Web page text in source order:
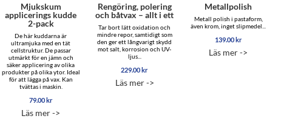
Mjukskum
applicerings kudde
2-pack
De här kuddarna är
ultramjuka med en tät
cellstruktur. De passar
utmärkt för en jämn och
säker applicering av olika
produkter på olika ytor. Ideal
för att lägga på vax. Kan
tvättas i maskin.
79.00kr
Läs mer ->
Rengöring, polering
och båtvax – allt i ett
Tar bort lätt oxidation och
mindre repor, samtidigt som
den ger ett långvarigt skydd
mot salt, korrosion och UV-
ljus...
229.00kr
Läs mer ->
Metallpolish
Metall polish i pastaform,
även krom, inget slipmedel...
139.00kr
Läs mer ->